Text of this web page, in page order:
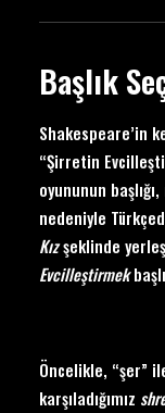
Başlık
Shakespeare’in
“Şirretin
oyununun
nedeniyle
Kızşeklinde
Evcilleştirmek
Öncelikle, “şer”
karşıladığımız